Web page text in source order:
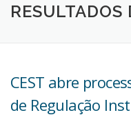
RESULTADOS
CEST abre
de Regulação